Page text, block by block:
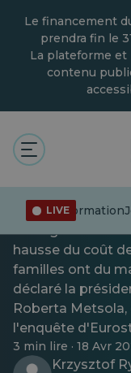
content
Le financement
prendra fin le
La plateforme et
contenu
LIVE
Désinformation
Actualités
Coût de
les prix
« Les gens sont
hausse du coût
familles ont du
déclaré la
Roberta
l'enquête
3 min lire · 18 Avr
Krzysztof